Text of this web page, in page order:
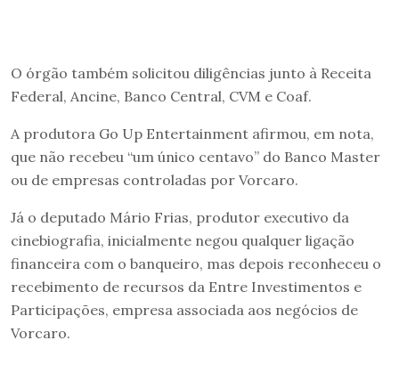
O órgão também solicitou diligências junto à Receita
Federal, Ancine, Banco Central, CVM e Coaf.
A produtora Go Up Entertainment afirmou, em nota,
que não recebeu “um único centavo” do Banco Master
ou de empresas controladas por Vorcaro.
Já o deputado Mário Frias, produtor executivo da
cinebiografia, inicialmente negou qualquer ligação
financeira com o banqueiro, mas depois reconheceu o
recebimento de recursos da Entre Investimentos e
Participações, empresa associada aos negócios de
Vorcaro.